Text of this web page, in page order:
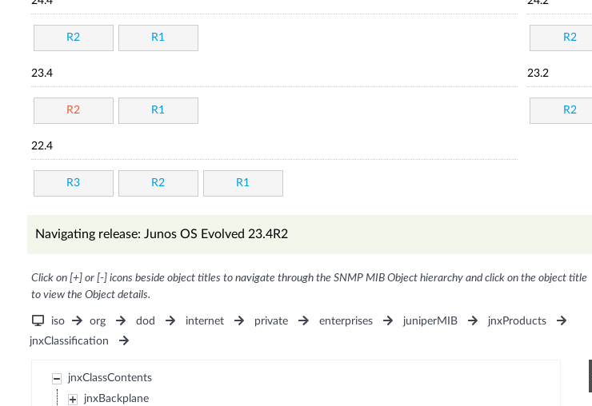
R2 R1 R2
23.4
R2 R1
23.2
R2
22.4
R3 R2 R1
Navigating release: Junos OS Evolved 23.4R2
Click on [+] or [-] icons beside object titles to navigate through the SNMP MIB Object hierarchy and click on the object title
to view the Object details.
iso org dod internet private enterprises juniperMIB
jnxProducts
jnxClassification
jnxClassContents
jnxBackplane